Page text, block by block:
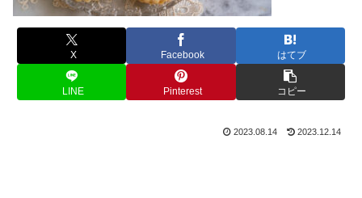
X Facebook はてブ
LINE Pinterest コピー
2023.08.14 2023.12.14